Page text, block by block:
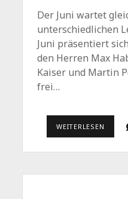
Der Juni wartet
unterschiedlichen
Juni präsentiert
den Herren Max
Kaiser und Martin
frei…
WEITERLESEN
JUNI